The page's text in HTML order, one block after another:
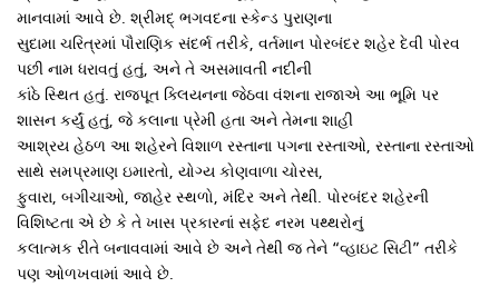
માનવામાં આવે છે. શ્રીમદ્ ભગવદના સ્કેન્ડ પુરાણના
સુદામા ચરિત્રમાં પૌરાણિક સંદર્ભ તરીકે, વર્તમાન પોરબંદર શહેર દેવી પોરવ
પછી નામ ધરાવતું હતું, અને તે અસમાવતી નદીની
કાંઠે સ્થિત હતું. રાજપૂત ક્લિયનના જેઠવા વંશના રાજાએ આ ભૂમિ પર
શાસન કર્યું હતું, જે કલાના પ્રેમી હતા અને તેમના શાહી
આશ્રય હેઠળ આ શહેરને વિશાળ રસ્તાના પગના રસ્તાઓ, રસ્તાના રસ્તાઓ
સાથે સમપ્રમાણ ઇમારતો, યોગ્ય કોણવાળા ચોરસ,
ફુવારા, બગીચાઓ, જાહેર સ્થળો, મંદિર અને તેથી. પોરબંદર શહેરની
વિશિષ્ટતા એ છે કે તે ખાસ પ્રકારનાં સફેદ નરમ પથ્થરોનું
કલાત્મક રીતે બનાવવામાં આવે છે અને તેથી જ તેને “વ્હાઇટ સિટી” તરીકે
પણ ઓળખવામાં આવે છે.